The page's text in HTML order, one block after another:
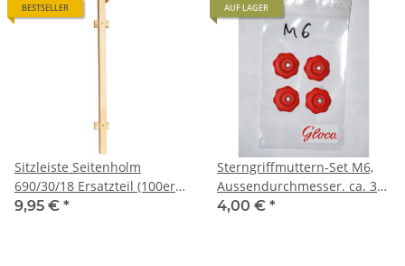
BESTSELLER
Sitzleiste Seitenholm
690/30/18 Ersatzteil (100er
Hörner)
9,95 € *
AUF LAGER
Sterngriffmuttern-Set M6,
Aussendurchmesser. ca. 30
mm, für Gloco Kinderlehnen
4,00 € *